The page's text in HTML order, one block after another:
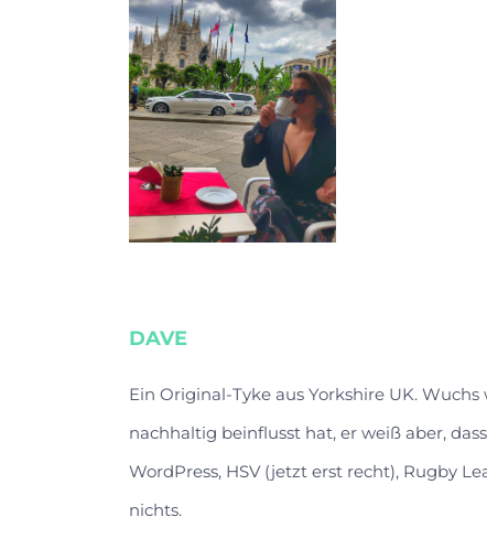
DAVE
Ein Original-Tyke aus Yorkshire UK.
nachhaltig beinflusst hat, er weiß aber,
WordPress, HSV (jetzt erst recht), Rugby
nichts.